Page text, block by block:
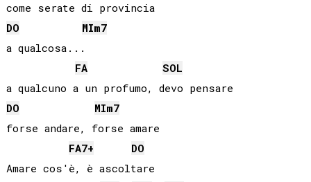
come serate di provincia
DO
MIm7
a qualcosa...
FA
SOL
DO
MIm7
forse andare, forse amare
FA7+
DO
Amare cos'è, è ascoltare